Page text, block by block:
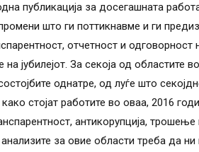
публикација за досегашната
што ги поттикнавме и ги
отчетност и
јубилејот. За секоја од областите
однатре, од луѓе што
стојат работите во оваа, 2016
антикорупција,
за овие области треба да ни